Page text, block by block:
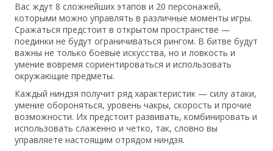
Вас ждут 8 сложнейших этапов и 20 персонажей,
которыми можно управлять в различные моменты игры.
Сражаться предстоит в открытом пространстве —
поединки не будут ограничиваться рингом. В битве будут
важны не только боевые искусства, но и ловкость и
умение вовремя сориентироваться и использовать
окружающие предметы.
Каждый ниндзя получит ряд характеристик — силу атаки,
умение обороняться, уровень чакры, скорость и прочие
возможности. Их предстоит развивать, комбинировать и
использовать слаженно и четко, так, словно вы
управляете настоящим отрядом ниндзя.